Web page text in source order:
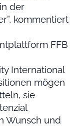
der
kommentiert
FFB
International
mögen
sie
Wunsch und